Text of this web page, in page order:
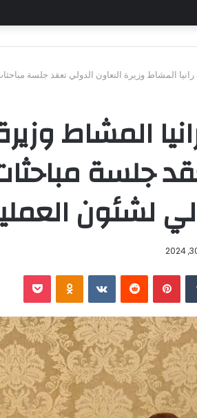
رانيا المشاط وزيرة التعاون الدولي تعقد جلسة
المشاط
جلسة
لشئون
بينتيريست Odnoklassniki
بوكيت